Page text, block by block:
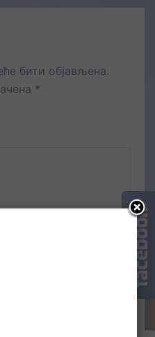
бити објављена.
*